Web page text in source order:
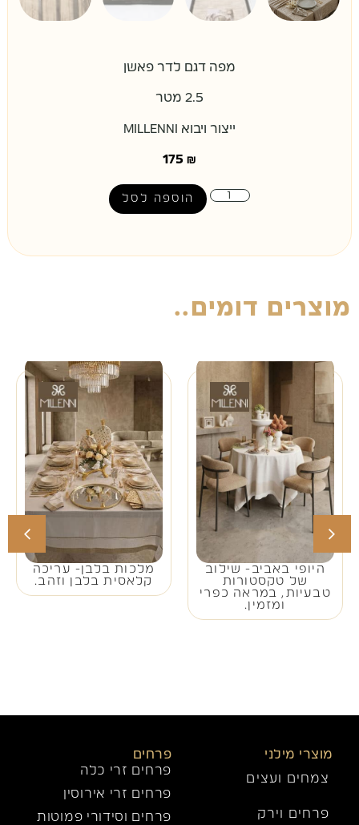
מפה דגם לדר פאשן
2.5 מטר
ייצור ויבוא MILLENNI
175 ₪
הוספה לסל
מוצרים דומים..
היופי באביב- שילוב
של טקסטורות
טבעיות, במראה כפרי
ומזמין.
מלכות בלבן- עריכה
קלאסית בלבן וזהב.
מוצרי מילני
צמחים ועצים
פרחים וירק
פרחים
פרחים זרי כלה
פרחים זרי אירוסין
פרחים וסידורי פמוטות